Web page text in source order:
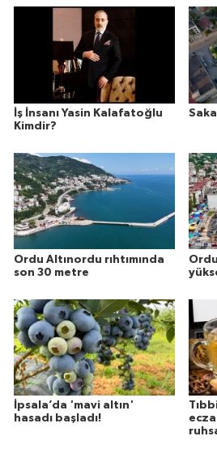
İş İnsanı Yasin Kalafatoğlu
Kimdir?
Ordu Altınordu rıhtımında
son 30 metre
İpsala’da 'mavi altın'
hasadı başladı!